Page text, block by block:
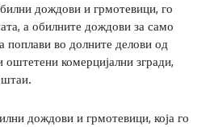
дождови и грмотевици, го
а обилните дождови за само
поплави во долните делови од
оштетени комерцијални згради,
дождови и грмотевици, која го